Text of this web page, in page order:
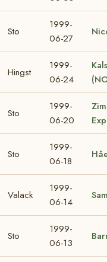
Sto
1999-
06-27
Hingst
1999-
06-24
Sto
1999-
06-20
Sto
1999-
06-18
Valack
1999-
06-14
Sto
1999-
06-13